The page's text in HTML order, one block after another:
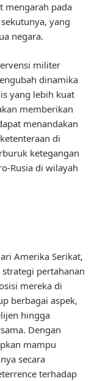
mengarah pada
yang
negara.
militer
dinamika
yang lebih kuat
memberikan
menandakan
di
ketegangan
Rusia di wilayah
Amerika Serikat,
pertahanan
mereka di
berbagai aspek,
hingga
Dengan
mampu
secara
terhadap